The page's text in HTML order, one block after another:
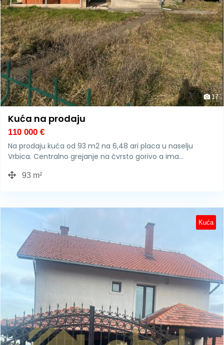
17
Kuća na prodaju
110 000 €
Na prodaju kuća od 93 m2 na 6,48 ari placa u naselju
Vrbica. Centralno grejanje na čvrsto gorivo a ima…
93 m²
Kuća